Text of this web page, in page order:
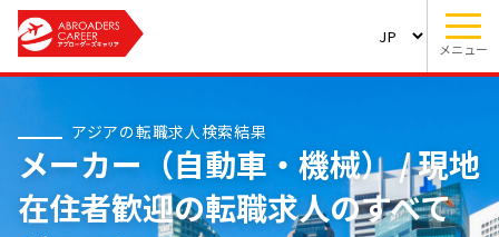
メニュー
アジアの転職求人検索結果
メーカー（自動車・機械） / 現地
在住者歓迎の転職求人のすべて